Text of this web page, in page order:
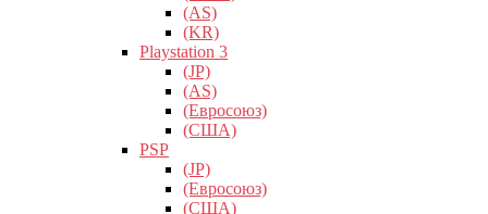
(AS)
(KR)
Playstation 3
(JP)
(AS)
(Евросоюз)
(США)
PSP
(JP)
(Евросоюз)
(США)